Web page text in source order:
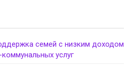
семей с низким доходом
услуг